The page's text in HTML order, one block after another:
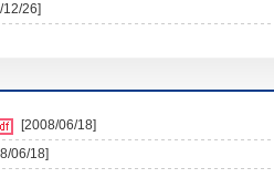
12/26]
[2008/06/18]
06/18]